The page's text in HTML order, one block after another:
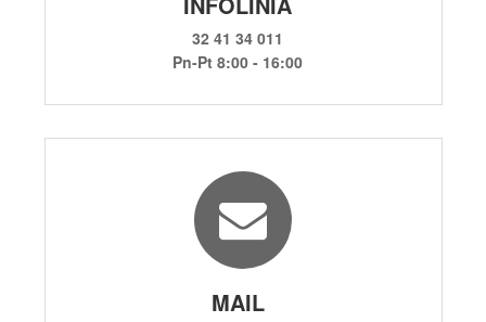
32 41 34 011
Pn-Pt 8:00 - 16:00
MAIL